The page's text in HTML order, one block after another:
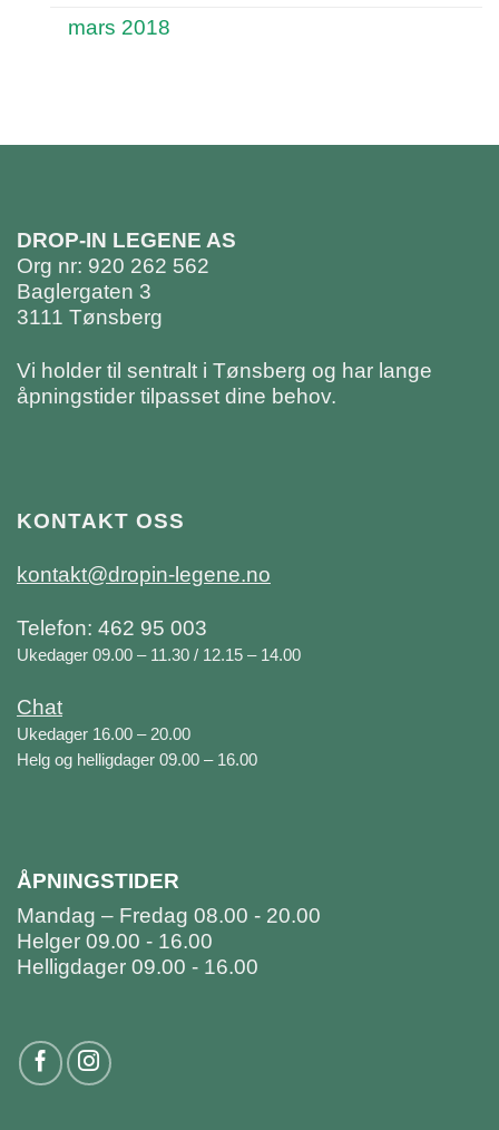
mars 2018
DROP-IN LEGENE AS
Org nr: 920 262 562
Baglergaten 3
3111 Tønsberg
Vi holder til sentralt i Tønsberg og har lange
åpningstider tilpasset dine behov.
KONTAKT OSS
kontakt@dropin-legene.no
Telefon: 462 95 003
Ukedager 09.00 – 11.30 / 12.15 – 14.00
Chat
Ukedager 16.00 – 20.00
Helg og helligdager 09.00 – 16.00
ÅPNINGSTIDER
Mandag – Fredag 08.00 - 20.00
Helger 09.00 - 16.00
Helligdager 09.00 - 16.00